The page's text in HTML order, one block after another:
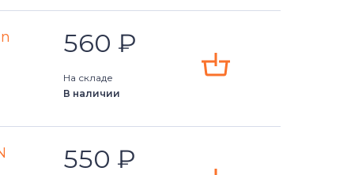
560 ₽
На складе
В наличии
550 ₽